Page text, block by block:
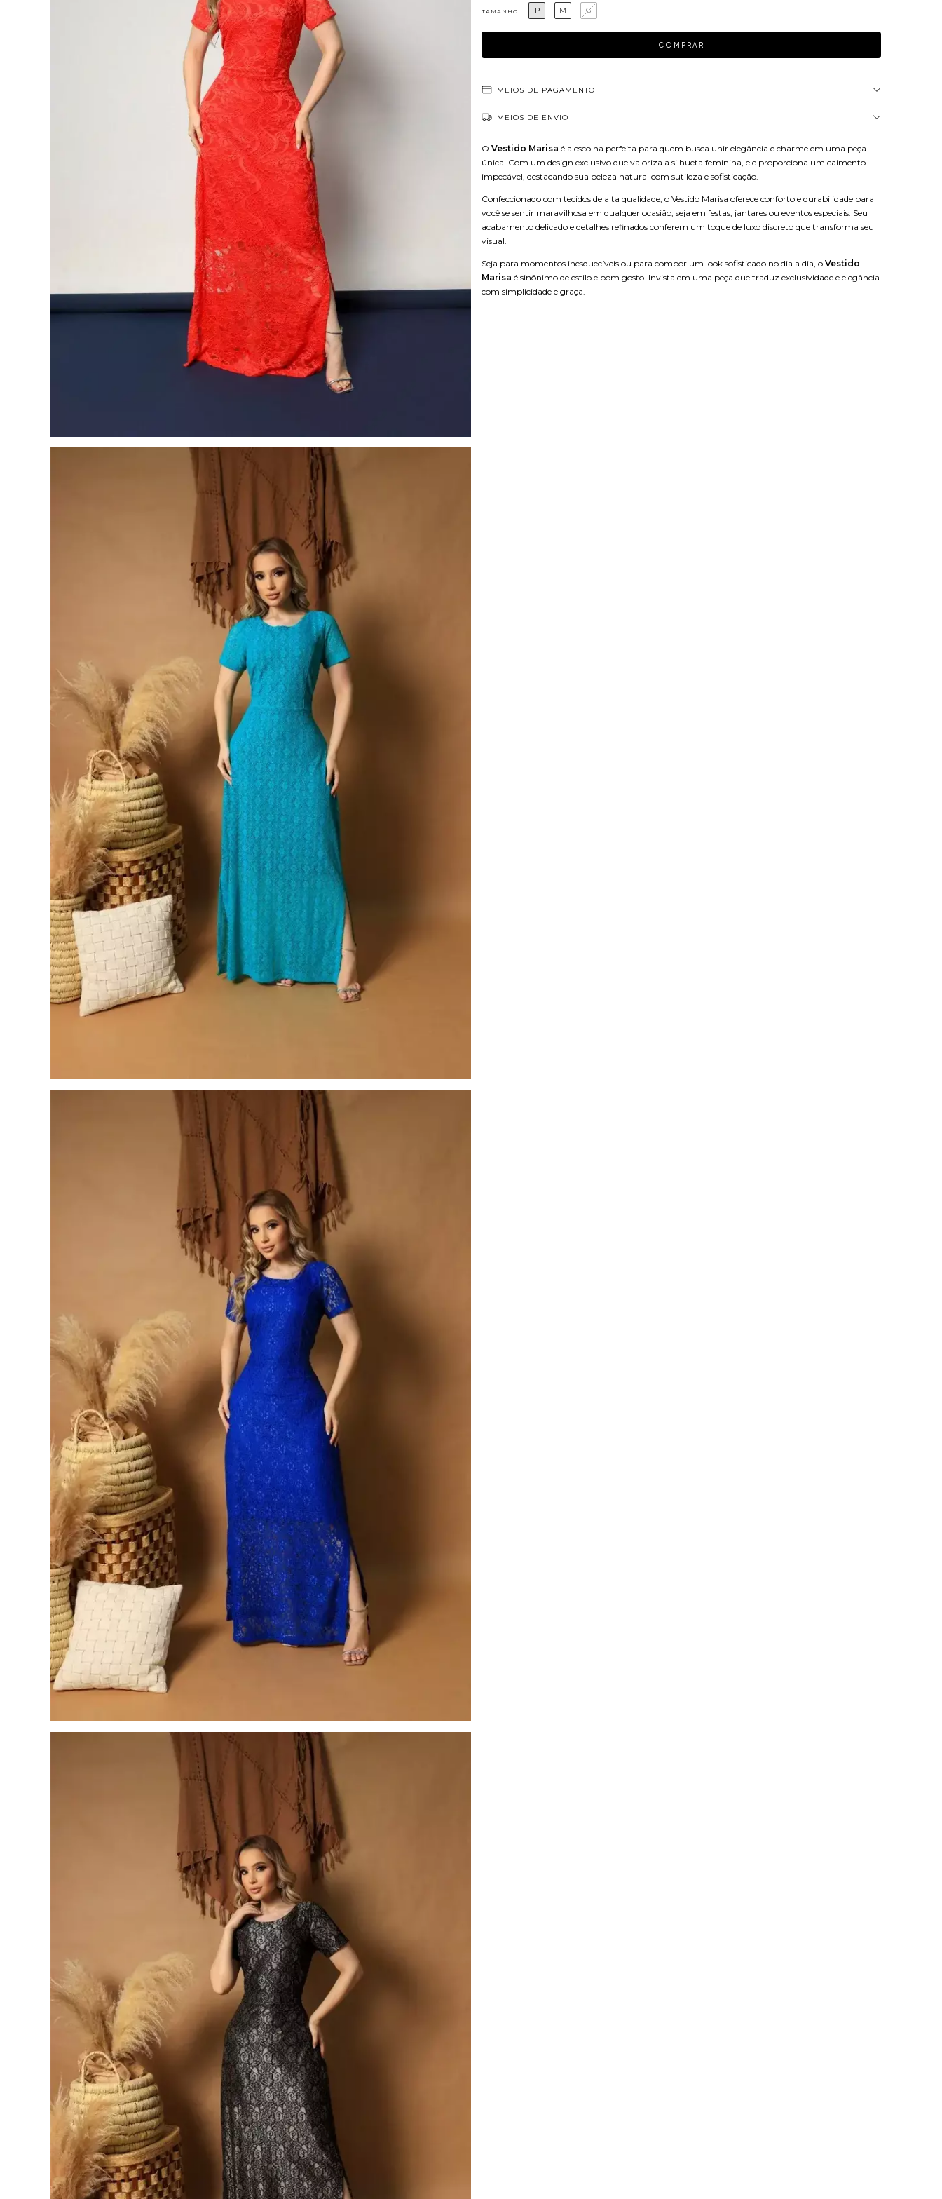
TAMANHO P M G
MEIOS DE PAGAMENTO
MEIOS DE ENVIO
O Vestido Marisa é a escolha perfeita para quem busca unir elegância e charme em uma peça
única. Com um design exclusivo que valoriza a silhueta feminina, ele proporciona um caimento
impecável, destacando sua beleza natural com sutileza e sofisticação.
Confeccionado com tecidos de alta qualidade, o Vestido Marisa oferece conforto e durabilidade para
você se sentir maravilhosa em qualquer ocasião, seja em festas, jantares ou eventos especiais. Seu
acabamento delicado e detalhes refinados conferem um toque de luxo discreto que transforma seu
visual.
Seja para momentos inesquecíveis ou para compor um look sofisticado no dia a dia, o Vestido
Marisa é sinônimo de estilo e bom gosto. Invista em uma peça que traduz exclusividade e elegância
com simplicidade e graça.